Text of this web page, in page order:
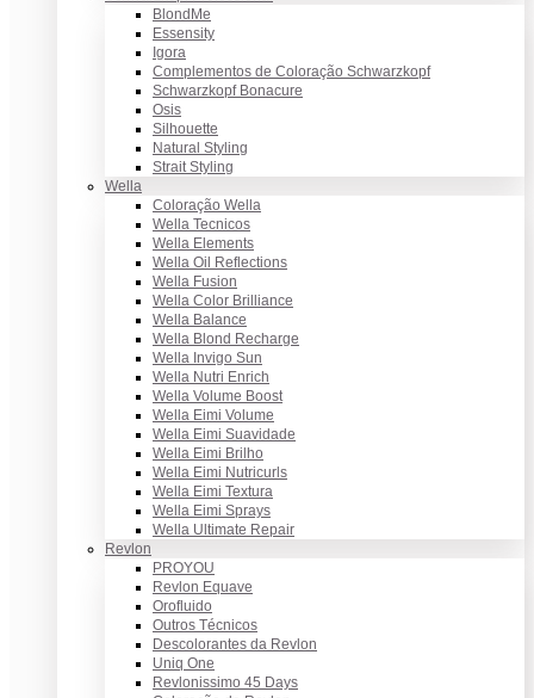
BlondMe
Essensity
Igora
Complementos de Coloração Schwarzkopf
Schwarzkopf Bonacure
Osis
Silhouette
Natural Styling
Strait Styling
Wella
Coloração Wella
Wella Tecnicos
Wella Elements
Wella Oil Reflections
Wella Fusion
Wella Color Brilliance
Wella Balance
Wella Blond Recharge
Wella Invigo Sun
Wella Nutri Enrich
Wella Volume Boost
Wella Eimi Volume
Wella Eimi Suavidade
Wella Eimi Brilho
Wella Eimi Nutricurls
Wella Eimi Textura
Wella Eimi Sprays
Wella Ultimate Repair
Revlon
PROYOU
Revlon Equave
Orofluido
Outros Técnicos
Descolorantes da Revlon
Uniq One
Revlonissimo 45 Days